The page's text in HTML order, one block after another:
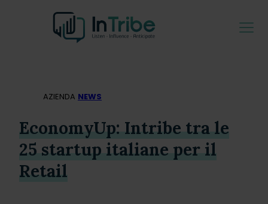
AZIENDA NEWS
EconomyUp: Intribe tra le
25 startup italiane per il
Retail